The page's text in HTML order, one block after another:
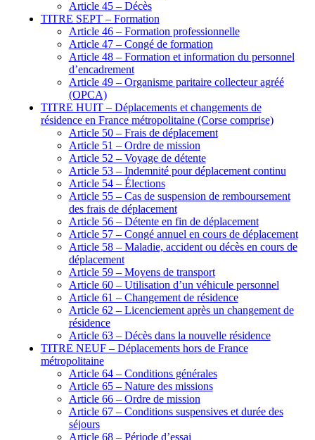
Article 45 – Décès
TITRE SEPT – Formation
Article 46 – Formation professionnelle
Article 47 – Congé de formation
Article 48 – Formation et information du personnel
d’encadrement
Article 49 – Organisme paritaire collecteur agréé
(OPCA)
TITRE HUIT – Déplacements et changements de
résidence en France métropolitaine (Corse comprise)
Article 50 – Frais de déplacement
Article 51 – Ordre de mission
Article 52 – Voyage de détente
Article 53 – Indemnité pour déplacement continu
Article 54 – Élections
Article 55 – Cas de suspension de remboursement
des frais de déplacement
Article 56 – Détente en fin de déplacement
Article 57 – Congé annuel en cours de déplacement
Article 58 – Maladie, accident ou décès en cours de
déplacement
Article 59 – Moyens de transport
Article 60 – Utilisation d’un véhicule personnel
Article 61 – Changement de résidence
Article 62 – Licenciement après un changement de
résidence
Article 63 – Décès dans la nouvelle résidence
TITRE NEUF – Déplacements hors de France
métropolitaine
Article 64 – Conditions générales
Article 65 – Nature des missions
Article 66 – Ordre de mission
Article 67 – Conditions suspensives et durée des
séjours
Article 68 – Période d’essai